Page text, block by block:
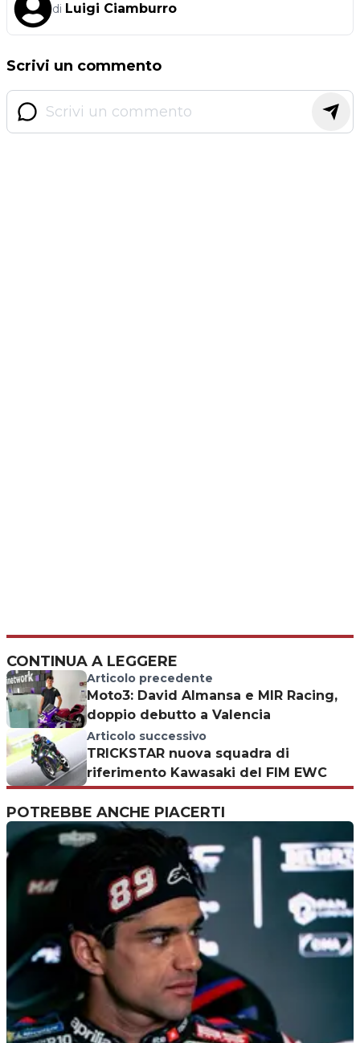
di Luigi Ciamburro
Scrivi un commento
CONTINUA A LEGGERE
Articolo precedente
Moto3: David Almansa e MIR Racing,
doppio debutto a Valencia
Articolo successivo
TRICKSTAR nuova squadra di
riferimento Kawasaki del FIM EWC
POTREBBE ANCHE PIACERTI